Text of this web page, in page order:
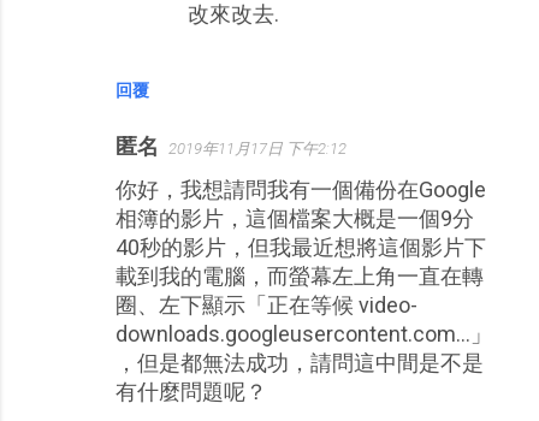
回覆
改來改去.
匿名 2019年11月17日 下午2:12
你好，我想請問我有一個備份在Google
相簿的影片，這個檔案大概是一個9分
40秒的影片，但我最近想將這個影片下
載到我的電腦，而螢幕左上角一直在轉
圈、左下顯示「正在等候 video-
downloads.googleusercontent.com...」
，但是都無法成功，請問這中間是不是
有什麼問題呢？